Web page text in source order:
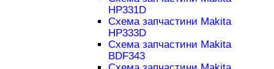
HP331D
Схема запчастини Makita
HP333D
Схема запчастини Makita
BDF343